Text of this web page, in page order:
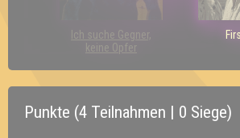
Ich suche Gegner,
keine Opfer
Punkte (4 Teilnahmen | 0 Siege)